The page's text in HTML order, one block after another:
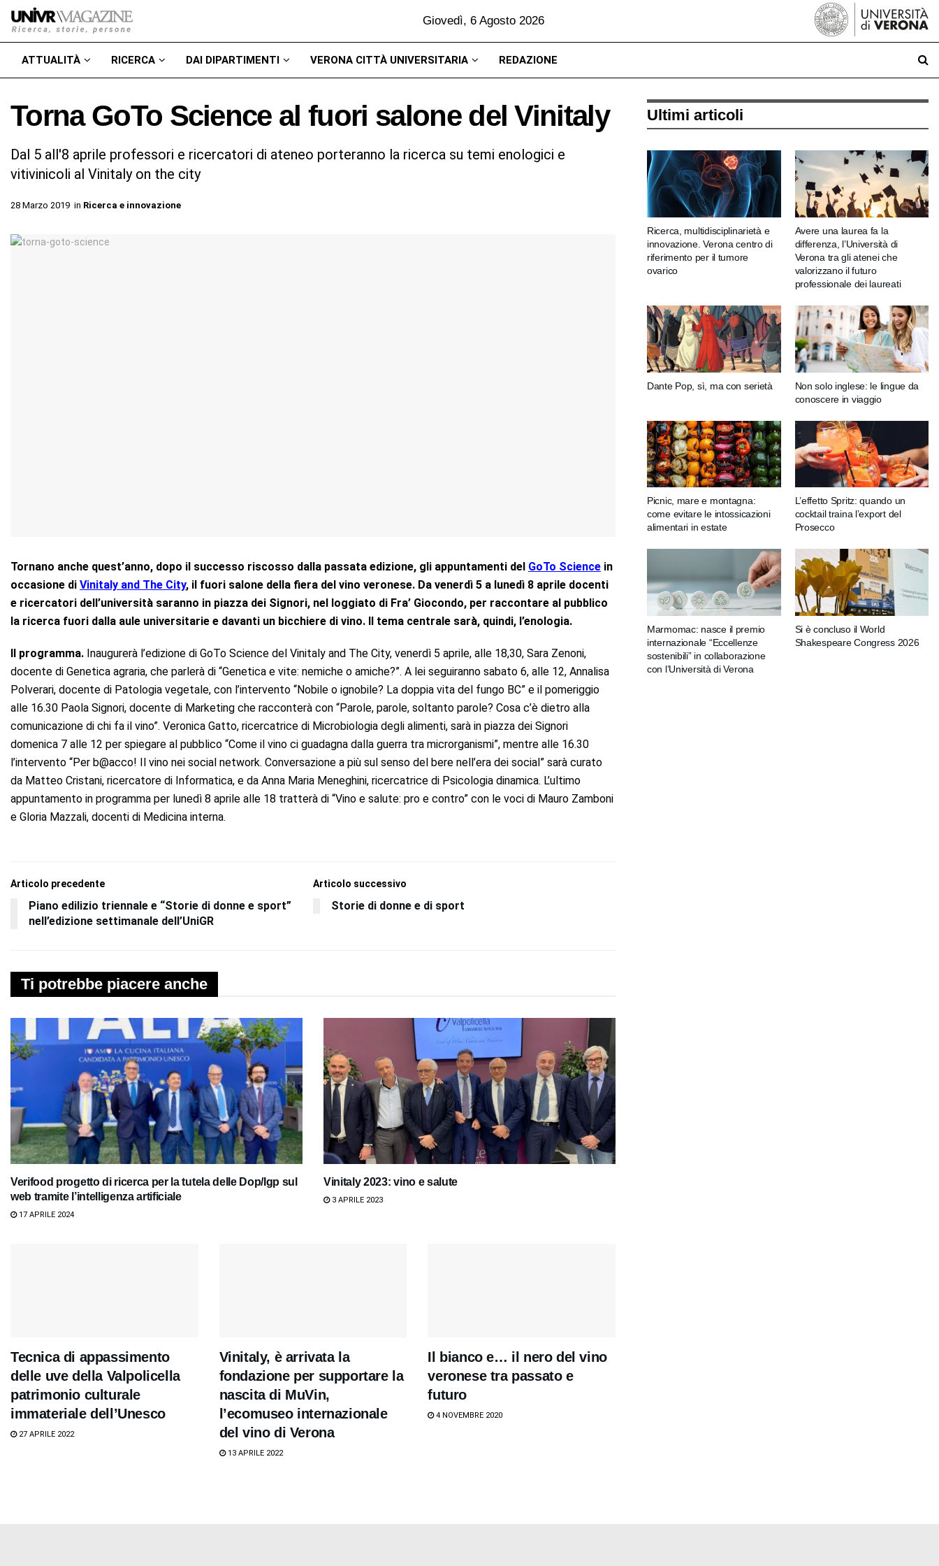
Giovedì, 6 Agosto 2026
ATTUALITÀ RICERCA DAI DIPARTIMENTI VERONA CITTÀ UNIVERSITARIA REDAZIONE
Torna GoTo Science al fuori salone del Vinitaly
Dal 5 all'8 aprile professori e ricercatori di ateneo porteranno la ricerca su temi enologici e
vitivinicoli al Vinitaly on the city
28 Marzo 2019 in Ricerca e innovazione
Tornano anche quest’anno, dopo il successo riscosso dalla passata edizione, gli appuntamenti del GoTo Science in
occasione di Vinitaly and The City, il fuori salone della fiera del vino veronese. Da venerdì 5 a lunedì 8 aprile docenti
e ricercatori dell’università saranno in piazza dei Signori, nel loggiato di Fra’ Giocondo, per raccontare al pubblico
la ricerca fuori dalla aule universitarie e davanti un bicchiere di vino. Il tema centrale sarà, quindi, l’enologia.
Il programma. Inaugurerà l’edizione di GoTo Science del Vinitaly and The City, venerdì 5 aprile, alle 18,30, Sara Zenoni,
docente di Genetica agraria, che parlerà di “Genetica e vite: nemiche o amiche?”. A lei seguiranno sabato 6, alle 12, Annalisa
Polverari, docente di Patologia vegetale, con l’intervento “Nobile o ignobile? La doppia vita del fungo BC” e il pomeriggio
alle 16.30 Paola Signori, docente di Marketing che racconterà con “Parole, parole, soltanto parole? Cosa c’è dietro alla
comunicazione di chi fa il vino”. Veronica Gatto, ricercatrice di Microbiologia degli alimenti, sarà in piazza dei Signori
domenica 7 alle 12 per spiegare al pubblico “Come il vino ci guadagna dalla guerra tra microrganismi”, mentre alle 16.30
l’intervento “Per b@acco! Il vino nei social network. Conversazione a più sul senso del bere nell’era dei social” sarà curato
da Matteo Cristani, ricercatore di Informatica, e da Anna Maria Meneghini, ricercatrice di Psicologia dinamica. L’ultimo
appuntamento in programma per lunedì 8 aprile alle 18 tratterà di “Vino e salute: pro e contro” con le voci di Mauro Zamboni
e Gloria Mazzali, docenti di Medicina interna.
Articolo precedente
Piano edilizio triennale e “Storie di donne e sport”
nell’edizione settimanale dell’UniGR
Articolo successivo
Storie di donne e di sport
Ti potrebbe piacere anche
Verifood progetto di ricerca per la tutela delle Dop/Igp sul
web tramite l’intelligenza artificiale
17 APRILE 2024
Vinitaly 2023: vino e salute
3 APRILE 2023
Tecnica di appassimento
delle uve della Valpolicella
patrimonio culturale
immateriale dell’Unesco
27 APRILE 2022
Vinitaly, è arrivata la
fondazione per supportare la
nascita di MuVin,
l’ecomuseo internazionale
del vino di Verona
13 APRILE 2022
Il bianco e… il nero del vino
veronese tra passato e
futuro
4 NOVEMBRE 2020
Ultimi articoli
Ricerca, multidisciplinarietà e
innovazione. Verona centro di
riferimento per il tumore
ovarico
Avere una laurea fa la
differenza, l’Università di
Verona tra gli atenei che
valorizzano il futuro
professionale dei laureati
Dante Pop, sì, ma con serietà
Non solo inglese: le lingue da
conoscere in viaggio
Picnic, mare e montagna:
come evitare le intossicazioni
alimentari in estate
L’effetto Spritz: quando un
cocktail traina l’export del
Prosecco
Marmomac: nasce il premio
internazionale “Eccellenze
sostenibili” in collaborazione
con l’Università di Verona
Si è concluso il World
Shakespeare Congress 2026